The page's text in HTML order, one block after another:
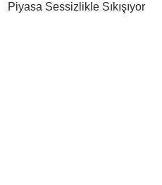
Piyasa Sessizlikle Sıkışıyor